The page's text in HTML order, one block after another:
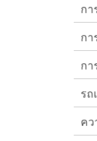
กา
กา
กา
รถ
ค